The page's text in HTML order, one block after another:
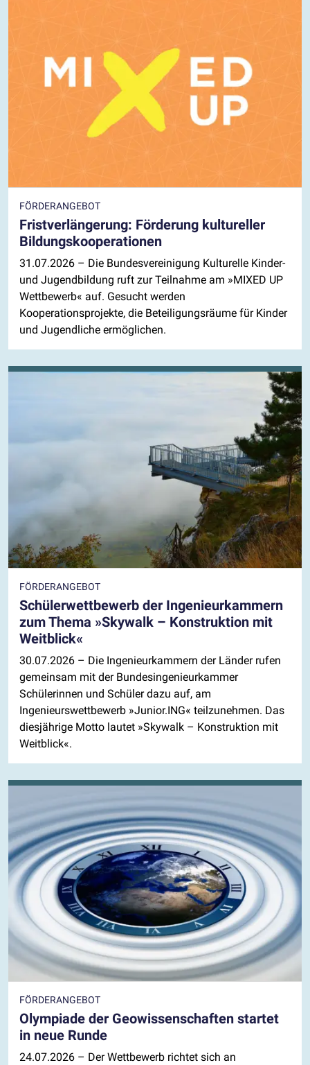
FÖRDERANGEBOT
Fristverlängerung: Förderung kultureller
Bildungskooperationen
31.07.2026 – Die Bundesvereinigung Kulturelle Kinder-
und Jugendbildung ruft zur Teilnahme am »MIXED UP
Wettbewerb« auf. Gesucht werden
Kooperationsprojekte, die Beteiligungsräume für Kinder
und Jugendliche ermöglichen.
FÖRDERANGEBOT
Schülerwettbewerb der Ingenieurkammern
zum Thema »Skywalk – Konstruktion mit
Weitblick«
30.07.2026 – Die Ingenieurkammern der Länder rufen
gemeinsam mit der Bundesingenieurkammer
Schülerinnen und Schüler dazu auf, am
Ingenieurswettbewerb »Junior.ING« teilzunehmen. Das
diesjährige Motto lautet »Skywalk – Konstruktion mit
Weitblick«.
FÖRDERANGEBOT
Olympiade der Geowissenschaften startet
in neue Runde
24.07.2026 – Der Wettbewerb richtet sich an